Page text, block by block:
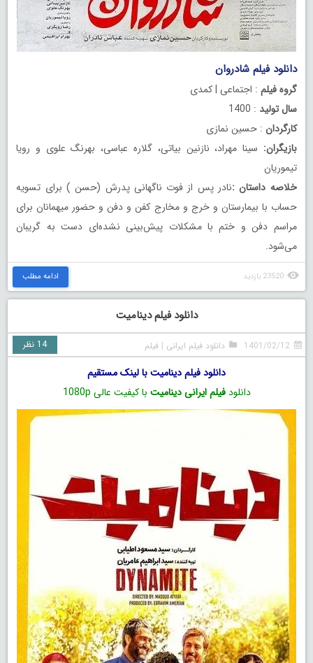
دانلود فیلم شادروان
گروه فیلم : اجتماعی | کمدی
سال تولید : 1400
کارگردان : حسین نمازی
بازیگران: سینا مهراد، نازنین بیاتی، گلاره عباسی، بهرنگ علوی و رویا
تیموریان
خلاصه داستان :نادر پس از فوت ناگهانی پدرش (حسن ) برای تسویه
حساب با بیمارستان و خرج و مخارج کفن و دفن و حضور میهمانان برای
مراسم دفن و ختم با مشکلات پیش‌بینی نشده‌ای دست به گریبان
می‌شود.
23520 بازدید ادامه مطلب
دانلود فیلم دینامیت
1401/02/12 دانلود فیلم ایرانی |فیلم 14 نظر
دانلود فیلم دینامیت با لینک مستقیم
دانلودفیلم ایرانی دینامیت با کیفیت عالی 1080p